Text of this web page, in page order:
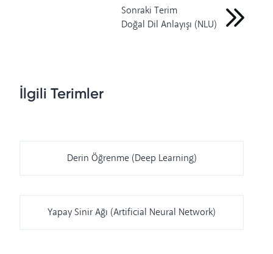
Sonraki Terim
Doğal Dil Anlayışı (NLU)
İlgili Terimler
Derin Öğrenme (Deep Learning)
Yapay Sinir Ağı (Artificial Neural Network)